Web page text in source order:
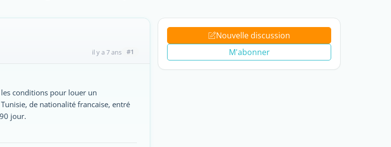
il y a 7 ans #1
conditions pour louer un
de nationalité francaise, entré
jour.
Nouvelle discussion
M'abonner